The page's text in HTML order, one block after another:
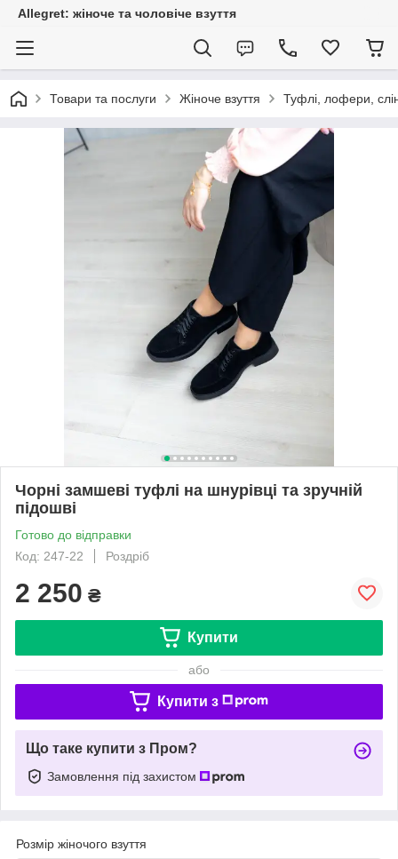
Allegret: жіноче та чоловіче взуття
Товари та послуги Жіноче взуття Туфлі, лофери,
Чорні замшеві туфлі на шнурівці та зручній
підошві
Готово до відправки
Код: 247-22
Роздріб
2 250 ₴
Купити
або
Купити з
Що таке купити з Пром?
Замовлення під захистом
Розмір жіночого взуття